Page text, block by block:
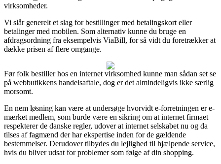
virksomheder.
Vi slår generelt et slag for bestillinger med betalingskort eller
betalinger med mobilen. Som alternativ kunne du bruge en
afdragsordning fra eksempelvis ViaBill, for så vidt du foretrækker at
dække prisen af flere omgange.
Før folk bestiller hos en internet virksomhed kunne man sådan set se
på webbutikkens handelsaftale, dog er det almindeligvis ikke særlig
morsomt.
En nem løsning kan være at undersøge hvorvidt e-forretningen er e-
mærket medlem, som burde være en sikring om at internet firmaet
respekterer de danske regler, udover at internet selskabet nu og da
tilses af fagmænd der har ekspertise inden for de gældende
bestemmelser. Derudover tilbydes du lejlighed til hjælpende service,
hvis du bliver udsat for problemer som følge af din shopping.